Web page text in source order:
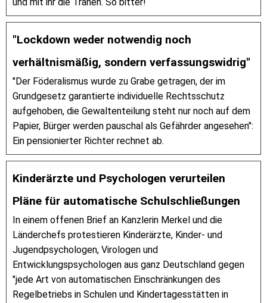
und mit ihr die Tränen. So bitter!
"Lockdown weder notwendig noch
verhältnismäßig, sondern verfassungswidrig"
"Der Föderalismus wurde zu Grabe getragen, der im
Grundgesetz garantierte individuelle Rechtsschutz
aufgehoben, die Gewaltenteilung steht nur noch auf dem
Papier, Bürger werden pauschal als Gefährder angesehen":
Ein pensionierter Richter rechnet ab.
Kinderärzte und Psychologen verurteilen
Pläne für automatische Schulschließungen
In einem offenen Brief an Kanzlerin Merkel und die
Länderchefs protestieren Kinderärzte, Kinder- und
Jugendpsychologen, Virologen und
Entwicklungspsychologen aus ganz Deutschland gegen
"jede Art von automatischen Einschränkungen des
Regelbetriebs in Schulen und Kindertagesstätten in